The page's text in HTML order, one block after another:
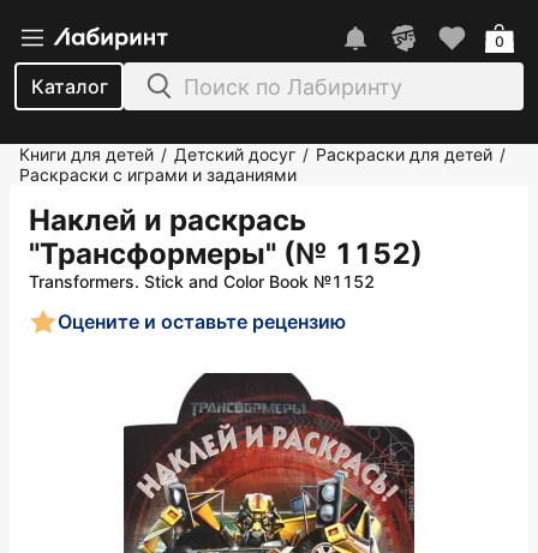
Каталог
0
Книги для детей / Детский досуг / Раскраски для детей /
Раскраски с играми и заданиями
Наклей и раскрась
"Трансформеры" (№ 1152)
Transformers. Stick and Color Book №1152
Оцените и оставьте рецензию